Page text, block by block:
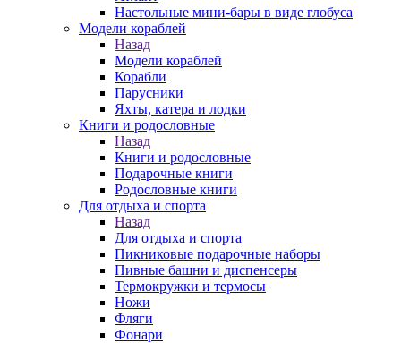
Настольные мини-бары в виде глобуса
Модели кораблей
Назад
Модели кораблей
Корабли
Парусники
Яхты, катера и лодки
Книги и родословные
Назад
Книги и родословные
Подарочные книги
Родословные книги
Для отдыха и спорта
Назад
Для отдыха и спорта
Пикниковые подарочные наборы
Пивные башни и диспенсеры
Термокружки и термосы
Ножи
Фляги
Фонари